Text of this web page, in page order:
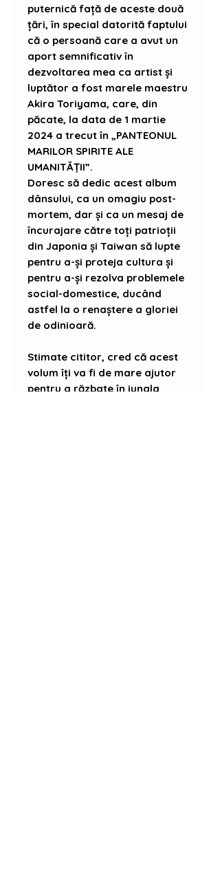
puternică față de aceste două
țări, în special datorită faptului
că o persoană care a avut un
aport semnificativ în
dezvoltarea mea ca artist și
luptător a fost marele maestru
Akira Toriyama, care, din
păcate, la data de 1 martie
2024 a trecut în „PANTEONUL
MARILOR SPIRITE ALE
UMANITĂȚII”.
Doresc să dedic acest album
dânsului, ca un omagiu post-
mortem, dar și ca un mesaj de
încurajare către toți patrioții
din Japonia și Taiwan să lupte
pentru a-și proteja cultura și
pentru a-și rezolva problemele
social-domestice, ducând
astfel la o renaștere a gloriei
de odinioară.
Stimate cititor, cred că acest
volum îți va fi de mare ajutor
pentru a răzbate în jungla